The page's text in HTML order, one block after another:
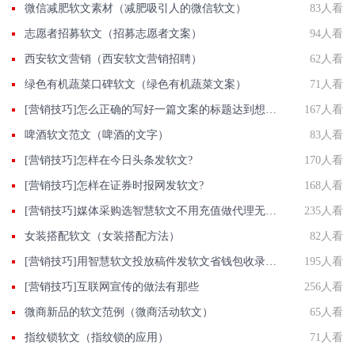
微信减肥软文素材（减肥吸引人的微信软文） 83人看
志愿者招募软文（招募志愿者文案） 94人看
西安软文营销（西安软文营销招聘） 62人看
绿色有机蔬菜口碑软文（绿色有机蔬菜文案） 71人看
[营销技巧]怎么正确的写好一篇文案的标题达到想要的效果 167人看
啤酒软文范文（啤酒的文字） 83人看
[营销技巧]怎样在今日头条发软文? 170人看
[营销技巧]怎样在证券时报网发软文? 168人看
[营销技巧]媒体采购选智慧软文不用充值做代理无需花钱办会员充值无门槛 235人看
女装搭配软文（女装搭配方法） 82人看
[营销技巧]用智慧软文投放稿件发软文省钱包收录才是王道 195人看
[营销技巧]互联网宣传的做法有那些 256人看
微商新品的软文范例（微商活动软文） 65人看
指纹锁软文（指纹锁的应用） 71人看